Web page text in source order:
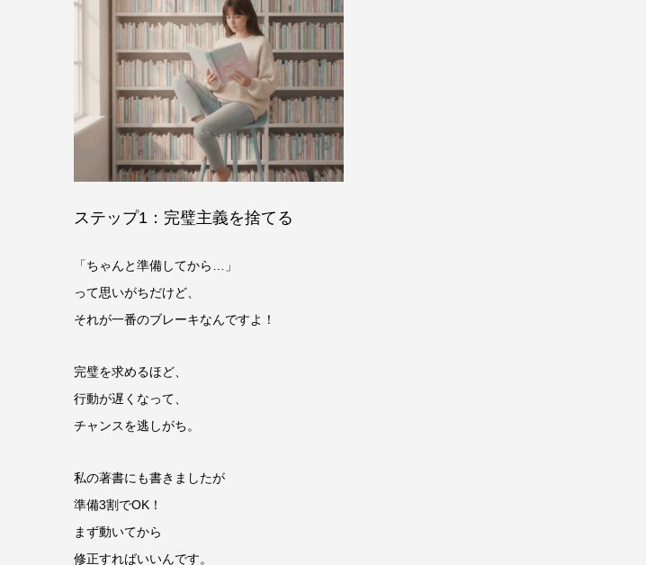
ステップ1：完璧主義を捨てる
「ちゃんと準備してから…」
って思いがちだけど、
それが一番のブレーキなんですよ！
完璧を求めるほど、
行動が遅くなって、
チャンスを逃しがち。
私の著書にも書きましたが
準備3割でOK！
まず動いてから
修正すればいいんです。